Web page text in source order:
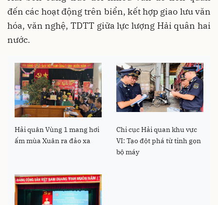
đến các hoạt động trên biển, kết hợp giao lưu văn
hóa, văn nghệ, TDTT giữa lực lượng Hải quân hai
nước.
Hải quân Vùng 1 mang hơi
ấm mùa Xuân ra đảo xa
Chi cục Hải quan khu vực
VI: Tạo đột phá từ tinh gọn
bộ máy